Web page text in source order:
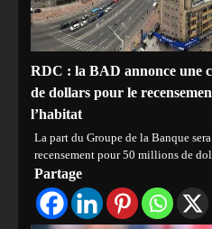
RDC : la BAD annonce une
de dollars pour le
l’habitat
La part du Groupe de la Banque
recensement pour 50 millions de
Partage